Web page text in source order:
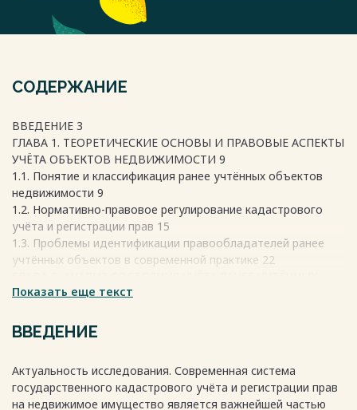
СОДЕРЖАНИЕ
ВВЕДЕНИЕ 3
ГЛАВА 1. ТЕОРЕТИЧЕСКИЕ ОСНОВЫ И ПРАВОВЫЕ АСПЕКТЫ
УЧЁТА ОБЪЕКТОВ НЕДВИЖИМОСТИ 9
1.1. Понятие и классификация ранее учтённых объектов
недвижимости 9
1.2. Нормативно-правовое регулирование кадастрового
учёта и регистрации прав 15
1.3. Проблемы идентификации правообладателей ранее
учтённых объектов в современной практике 22
ОБЪЕКТОВ НЕДВИЖИМОСТИ НА ТЕРРИТОРИИ ГП
2.1. Общая характеристика территории ГП «Поселок
Зырянка» 27
недвижимости по ранее учтённым объектам 32
2.3. Выявленные проблемы и особенности отсутствия
Показать еще текст
ВВЕДЕНИЕ
Актуальность исследования. Современная система
государственного кадастрового учёта и регистрации прав
на недвижимое имущество является важнейшей частью